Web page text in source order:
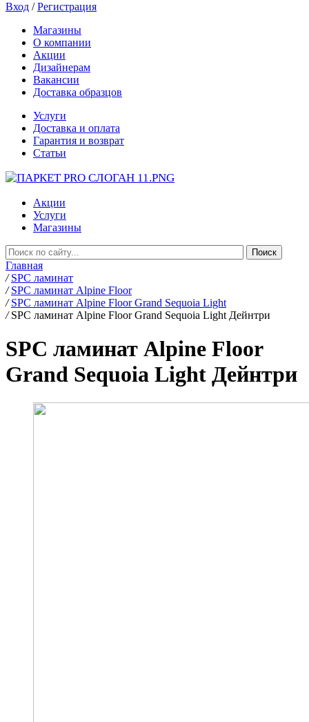
Вход /Регистрация
Магазины
О компании
Акции
Дизайнерам
Вакансии
Доставка образцов
Услуги
Доставка и оплата
Гарантия и возврат
Статьи
Акции
Услуги
Магазины
Главная
/ SPC ламинат
/ SPC ламинат Alpine Floor
/ SPC ламинат Alpine Floor Grand Sequoia Light
/ SPC ламинат Alpine Floor Grand Sequoia Light Дейнтри
SPC ламинат Alpine Floor
Grand Sequoia Light Дейнтри